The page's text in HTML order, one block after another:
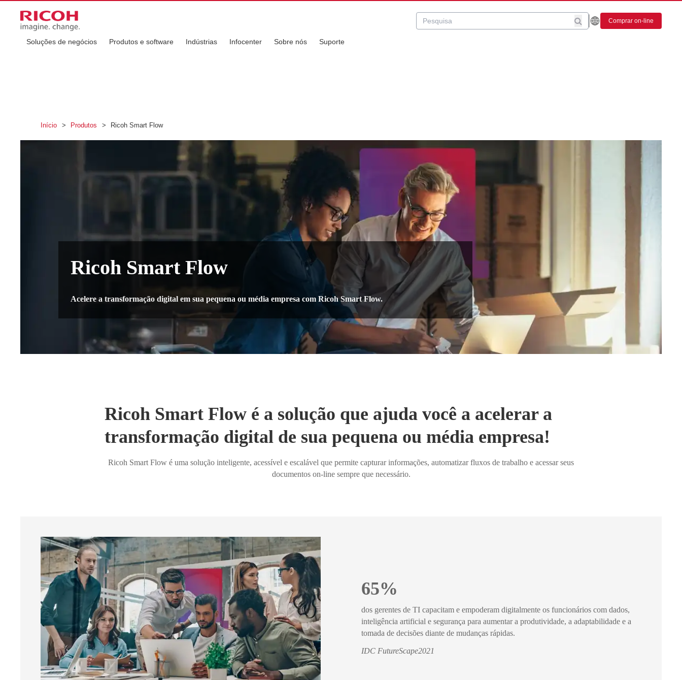
Comprar on-line
Soluções de negócios Produtos e software Indústrias Infocenter Sobre nós Suporte
Início > Produtos > Ricoh Smart Flow
Ricoh Smart Flow
Acelere a transformação digital em sua pequena ou média empresa com Ricoh Smart Flow.
Ricoh Smart Flow é a solução que ajuda você a acelerar a
transformação digital de sua pequena ou média empresa!
Ricoh Smart Flow é uma solução inteligente, acessível e escalável que permite capturar informações, automatizar fluxos de trabalho e acessar seus
documentos on-line sempre que necessário.
65%
dos gerentes de TI capacitam e empoderam digitalmente os funcionários com dados,
inteligência artificial e segurança para aumentar a produtividade, a adaptabilidade e a
tomada de decisões diante de mudanças rápidas.
IDC FutureScape2021